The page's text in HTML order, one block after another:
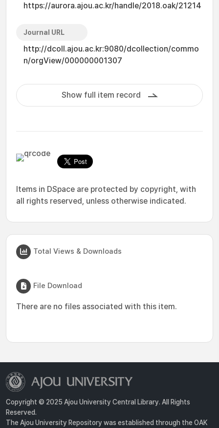
https://aurora.ajou.ac.kr/handle/2018.oak/21214
Journal URL
http://dcoll.ajou.ac.kr:9080/dcollection/commo
n/orgView/000000001307
Show full item record
Items in DSpace are protected by copyright, with
all rights reserved, unless otherwise indicated.
Total Views & Downloads
File Download
There are no files associated with this item.
Copyright © 2025 Ajou University Central Library. All Rights
Reserved.
The Ajou University Repository was established through the OAK